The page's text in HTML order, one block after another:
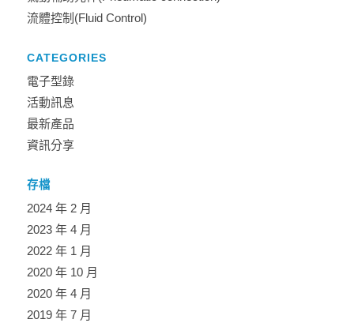
流體控制(Fluid Control)
CATEGORIES
電子型錄
活動訊息
最新產品
資訊分享
存檔
2024 年 2 月
2023 年 4 月
2022 年 1 月
2020 年 10 月
2020 年 4 月
2019 年 7 月